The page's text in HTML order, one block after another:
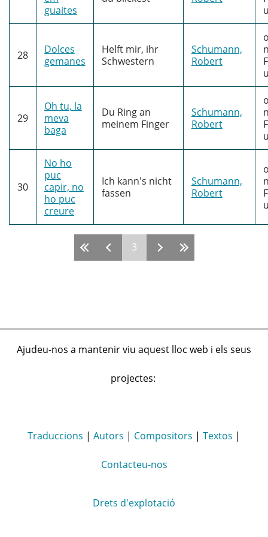
guaites
28
Dolces
gemanes
Helft mir, ihr
Schwestern
Schumann,
Robert
29
Oh tu, la
meva
baga
Du Ring an
meinem Finger
Schumann,
Robert
30
No ho
puc
capir, no
ho puc
creure
Ich kann's nicht
fassen
Schumann,
Robert
3
Ajudeu-nos a mantenir viu aquest lloc web i els seus
projectes:
Traduccions | Autors | Compositors | Textos |
Contacteu-nos
Drets d'explotació